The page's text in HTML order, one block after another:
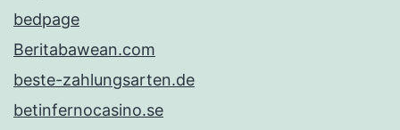
bedpage
Beritabawean.com
beste-zahlungsarten.de
betinfernocasino.se